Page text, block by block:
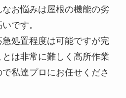
お悩みは屋根の機能の劣
です。
処置程度は可能ですが完
は非常に難しく高所作業
私達プロにお任せくださ